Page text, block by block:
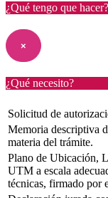
¿Qué tengo que hacer?
×
¿Qué necesito?
Solicitud de
Memoria descriptiva
materia del trámite.
Plano de Ubicación,
UTM a escala
técnicas, firmado por